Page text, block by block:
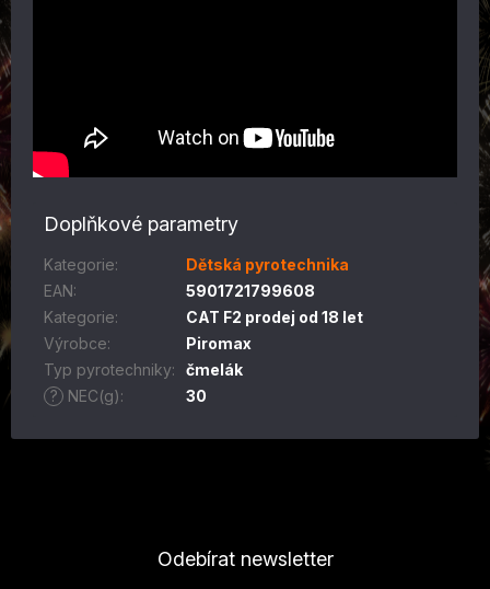
Doplňkové parametry
Kategorie:
Dětská pyrotechnika
EAN:
5901721799608
Kategorie:
CAT F2 prodej od 18 let
Výrobce:
Piromax
Typ pyrotechniky:
čmelák
?
NEC(g): 30
Odebírat newsletter